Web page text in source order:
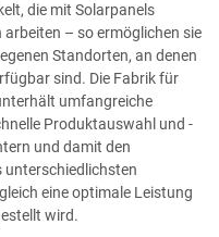
die mit Solarpanels
– so ermöglichen sie
Standorten, an denen
sind. Die Fabrik für
umfangreiche
Produktauswahl und -
und damit den
unterschiedlichsten
eine optimale Leistung
wird.